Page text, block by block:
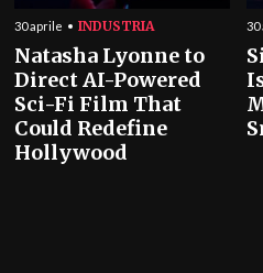
30 aprile INDUSTRIA
Natasha Lyonne to
Direct AI-Powered
Sci-Fi Film That
Could Redefine
Hollywood
30